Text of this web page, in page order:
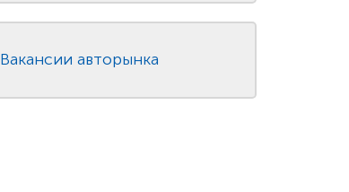
Вакансии авторынка